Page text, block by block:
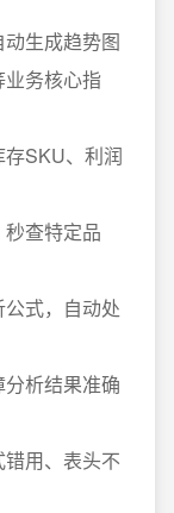
生成趋势图
务核心指
SKU、利润
查特定品
式，自动处
析结果准确
用、表头不